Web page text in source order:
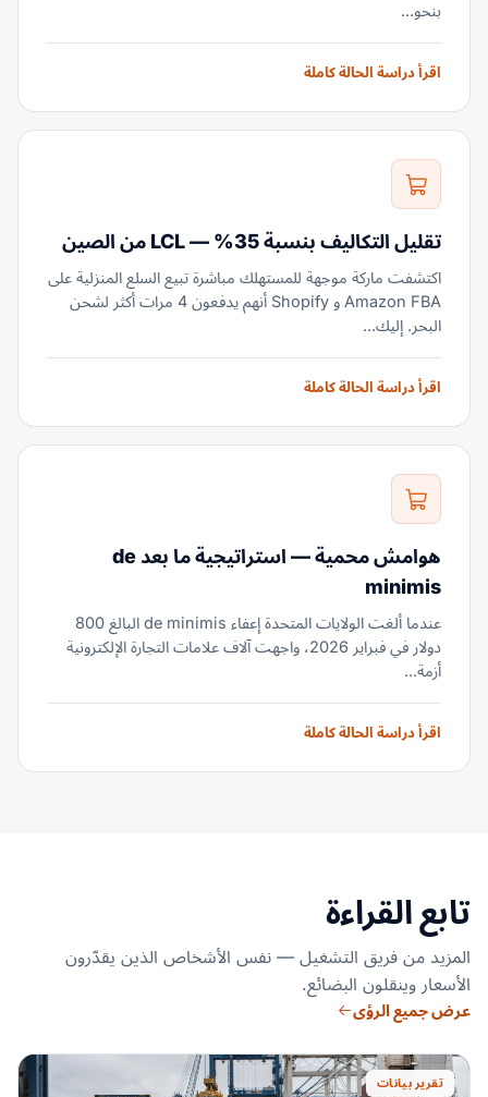
بنحو...
اقرأ دراسة الحالة كاملة
تقليل التكاليف بنسبة 35% — LCL من الصين
اكتشفت ماركة موجهة للمستهلك مباشرة تبيع السلع المنزلية على
Amazon FBA و Shopify أنهم يدفعون 4 مرات أكثر لشحن
البحر. إليك...
اقرأ دراسة الحالة كاملة
هوامش محمية — استراتيجية ما بعد de
minimis
عندما ألغت الولايات المتحدة إعفاء de minimis البالغ 800
دولار في فبراير 2026، واجهت آلاف علامات التجارة الإلكترونية
أزمة...
اقرأ دراسة الحالة كاملة
تابع القراءة
المزيد من فريق التشغيل — نفس الأشخاص الذين يقدّرون
الأسعار وينقلون البضائع.
عرض جميع الرؤى
تقرير بيانات